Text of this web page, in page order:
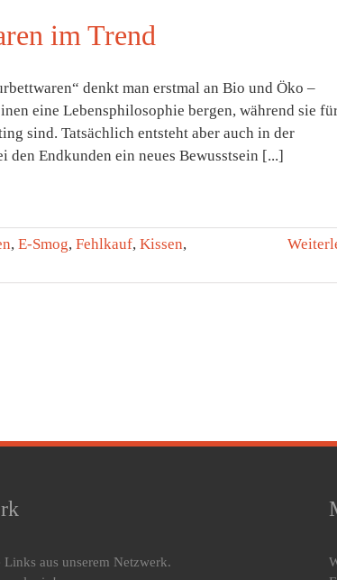
im Trend
denkt man erstmal an Bio und Öko –
eine Lebensphilosophie bergen, während sie
sind. Tatsächlich entsteht aber auch in der
den Endkunden ein neues Bewusstsein [...]
, E-Smog, Fehlkauf, Kissen,
Links aus unserem Netzwerk.